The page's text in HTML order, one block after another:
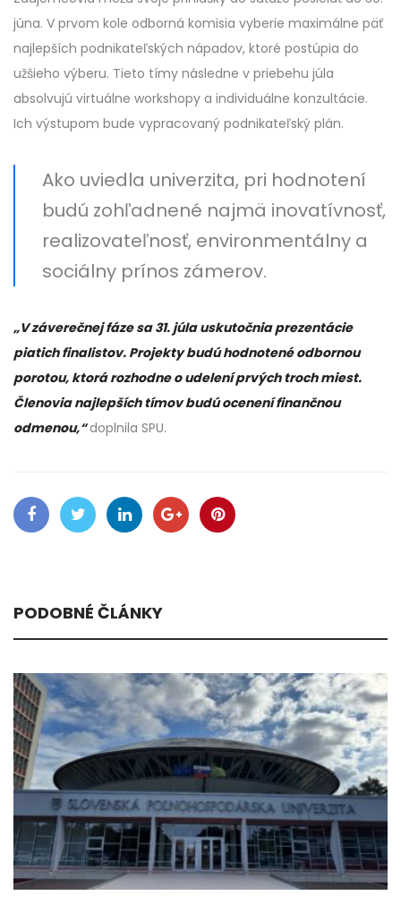
júna. V prvom kole odborná komisia vyberie maximálne päť
najlepších podnikateľských nápadov, ktoré postúpia do
užšieho výberu. Tieto tímy následne v priebehu júla
absolvujú virtuálne workshopy a individuálne konzultácie.
Ich výstupom bude vypracovaný podnikateľský plán.
Ako uviedla univerzita, pri hodnotení
budú zohľadnené najmä inovatívnosť,
realizovateľnosť, environmentálny a
sociálny prínos zámerov.
„V záverečnej fáze sa 31. júla uskutočnia prezentácie
piatich finalistov. Projekty budú hodnotené odbornou
porotou, ktorá rozhodne o udelení prvých troch miest.
Členovia najlepších tímov budú ocenení finančnou
odmenou,“doplnila SPU.
PODOBNÉ ČLÁNKY